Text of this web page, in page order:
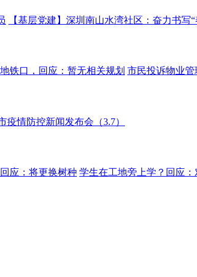
【基层党建】深圳南山水湾社区：奋力书写
铁口，回应：暂无相关规划 市民投诉物业管
疫情防控新闻发布会（3.7）
应：将更换树种 学生在工地旁上学？回应